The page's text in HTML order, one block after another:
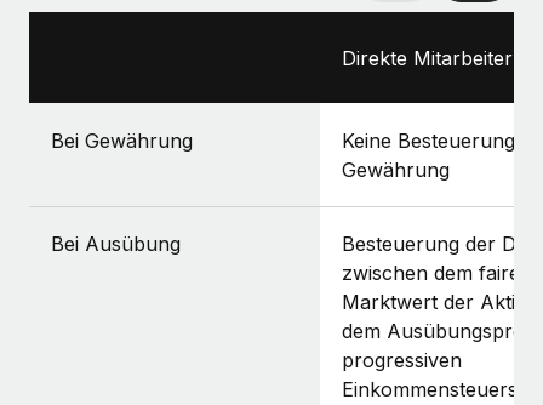
Direkte
Bei Gewährung
Keine Besteuerung
Gewährung
Bei Ausübung
Besteuerung der
zwischen dem fairen
Marktwert der Aktien
dem Ausübungspreis
progressiven